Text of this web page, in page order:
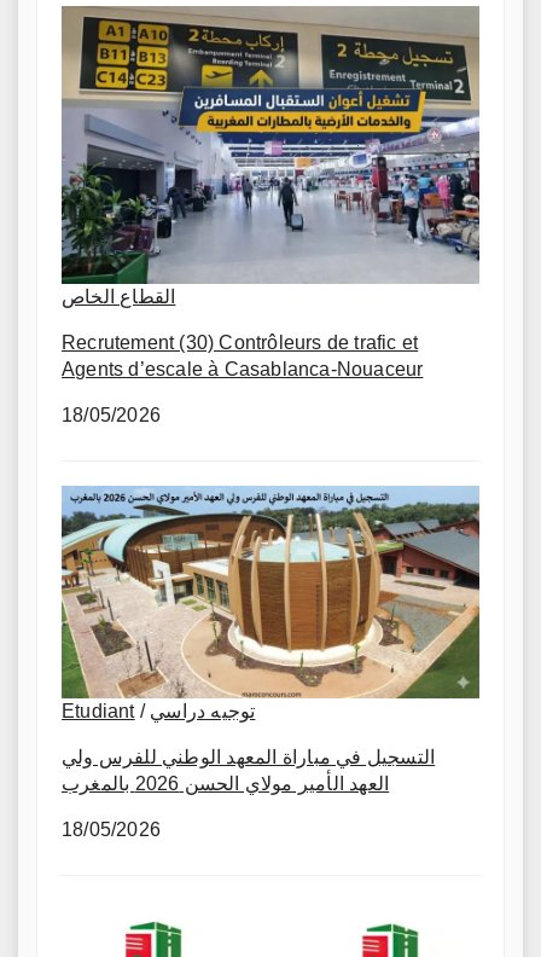
القطاع الخاص
Recrutement (30) Contrôleurs de trafic et
Agents d’escale à Casablanca-Nouaceur
18/05/2026
Etudiant/ توجيه دراسي
التسجيل في مباراة المعهد الوطني للفرس ولي
العهد الأمير مولاي الحسن 2026 بالمغرب
18/05/2026